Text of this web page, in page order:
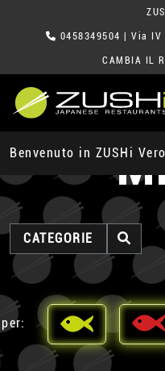
0458349504 | Via IV
CAMBIA IL
Benvenuto in ZUSHi
CATEGORIE